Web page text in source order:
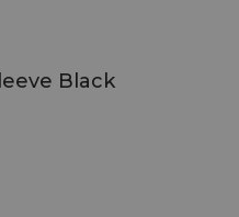
Black